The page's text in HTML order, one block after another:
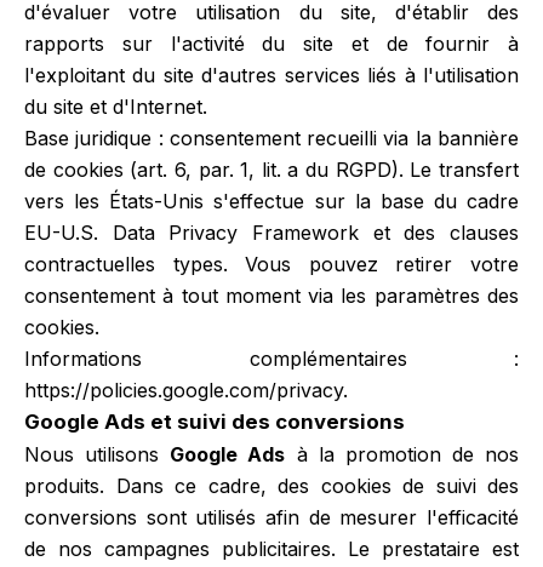
d'évaluer votre utilisation du site, d'établir des
rapports sur l'activité du site et de fournir à
l'exploitant du site d'autres services liés à l'utilisation
du site et d'Internet.
Base juridique : consentement recueilli via la bannière
de cookies (art. 6, par. 1, lit. a du RGPD). Le transfert
vers les États-Unis s'effectue sur la base du cadre
EU-U.S. Data Privacy Framework et des clauses
contractuelles types. Vous pouvez retirer votre
consentement à tout moment via les paramètres des
cookies.
Informations complémentaires :
https://policies.google.com/privacy.
Google Ads et suivi des conversions
Nous utilisons Google Ads à la promotion de nos
produits. Dans ce cadre, des cookies de suivi des
conversions sont utilisés afin de mesurer l'efficacité
de nos campagnes publicitaires. Le prestataire est